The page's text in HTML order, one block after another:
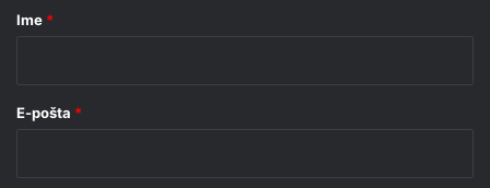
rIme *
E-pošta *